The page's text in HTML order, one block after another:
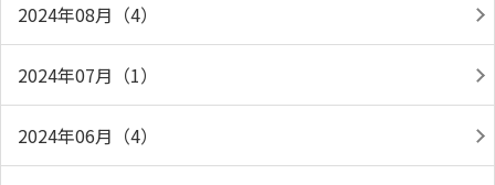
2024年08月（4）
2024年07月（1）
2024年06月（4）